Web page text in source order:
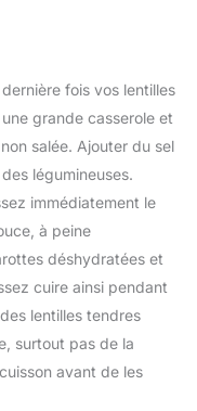
fois vos lentilles
grande casserole et
salée. Ajouter du sel
légumineuses.
immédiatement le
à peine
déshydratées et
cuire ainsi pendant
lentilles tendres
surtout pas de la
avant de les